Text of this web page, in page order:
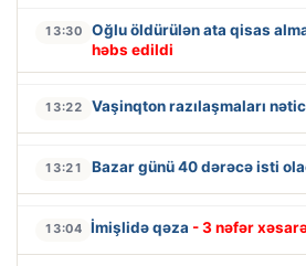
13:30 Oğlu öldürülən ata qisas
həbs edildi
13:22 Vaşinqton razılaşmaları
13:21 Bazar günü 40 dərəcə isti
13:04 İmişlidə qəza - 3 nəfər